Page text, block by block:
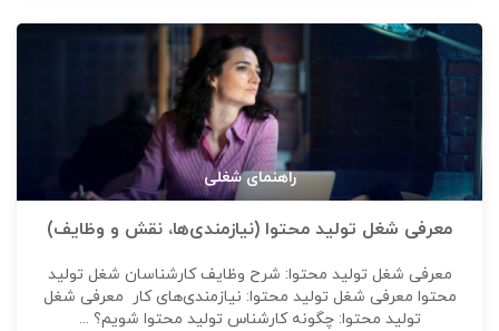
راهنمای شغلی
معرفی شغل تولید محتوا (نیازمندی‌ها، نقش و وظایف)
معرفی شغل تولید محتوا: شرح وظایف کارشناسان شغل تولید
محتوا معرفی شغل تولید محتوا: نیازمندی‌های کار معرفی شغل
تولید محتوا: چگونه کارشناس تولید محتوا شویم؟ ...